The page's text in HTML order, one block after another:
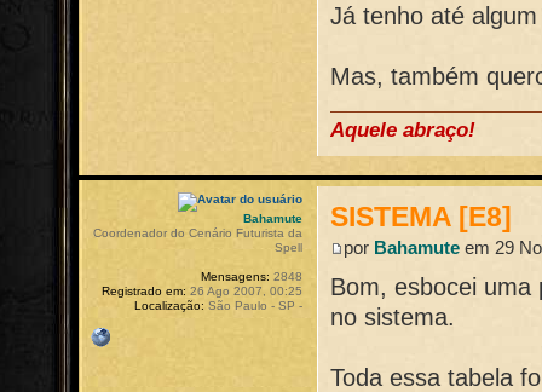
Já tenho até
Mas, também
Aquele abraço!
SISTEMA [E8]
por Bahamute em 29
Bom, esbocei uma
no sistema.
Toda essa tabela
Bahamute
Coordenador do Cenário Futurista da
Spell
Mensagens: 2848
Registrado em: 26 Ago 2007, 00:25
Localização: São Paulo - SP -